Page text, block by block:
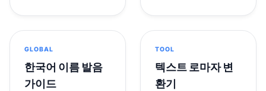
GLOBAL
한국어 이름 발음
가이드
TOOL
텍스트 로마자 변
환기